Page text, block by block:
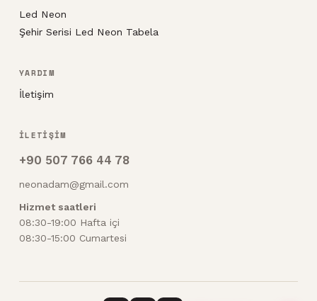
Led Neon
Şehir Serisi Led Neon Tabela
YARDIM
İletişim
İLETİŞİM
+90 507 766 44 78
neonadam@gmail.com
Hizmet saatleri
08:30-19:00 Hafta içi
08:30-15:00 Cumartesi